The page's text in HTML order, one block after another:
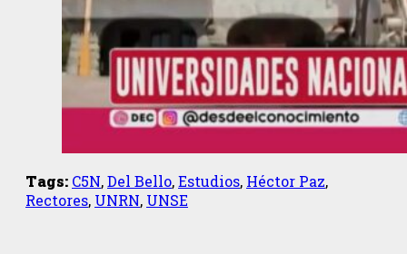
Tags: C5N,Del Bello,Estudios, Héctor Paz,
Rectores, UNRN, UNSE